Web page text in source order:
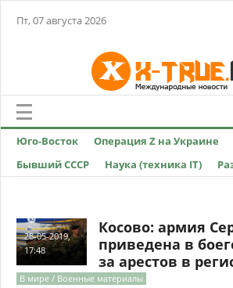
Пт, 07 августа 2026
Юго-Восток Операция Z на Украине
Бывший СССР
Наука (техника IT)
28-05-2019,
17:48
Косово: армия
приведена в
за арестов в
В мире / Военные материалы